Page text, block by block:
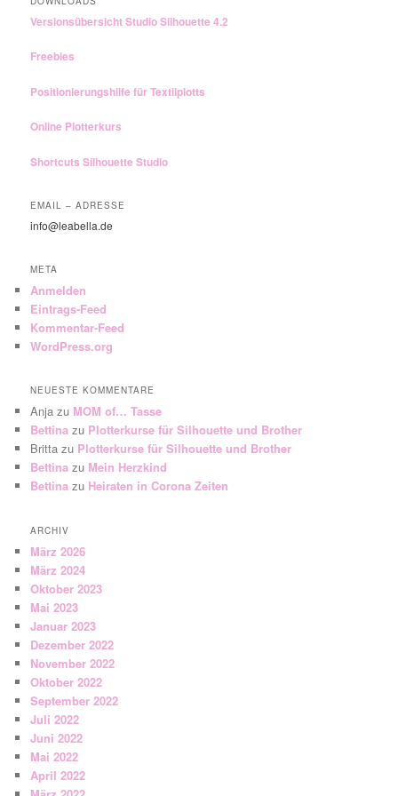
Versionsübersicht Studio Silhouette 4.2
Freebies
Positionierungshilfe für Textilplotts
Online Plotterkurs
Shortcuts Silhouette Studio
EMAIL – ADRESSE
info@leabella.de
META
Anmelden
Eintrags-Feed
Kommentar-Feed
WordPress.org
NEUESTE KOMMENTARE
Anja zu MOM of… Tasse
Bettina zu Plotterkurse für Silhouette und Brother
Britta zu Plotterkurse für Silhouette und Brother
Bettina zu Mein Herzkind
Bettina zu Heiraten in Corona Zeiten
ARCHIV
März 2026
März 2024
Oktober 2023
Mai 2023
Januar 2023
Dezember 2022
November 2022
Oktober 2022
September 2022
Juli 2022
Juni 2022
Mai 2022
April 2022